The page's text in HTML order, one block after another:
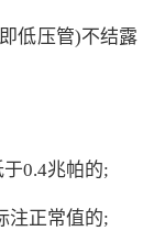
低压管)不结露
0.4兆帕的;
注正常值的;